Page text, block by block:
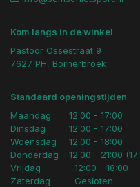
Kom langs in de winkel
Pastoor Ossestraat 9
7627 PH, Bornerbroek
Standaard openingstijden
Maandag
Dinsdag
Woensdag
Donderdag
12:00 - 17:00
12:00 - 17:00
12:00 - 18:00
12:00 - 21:00
Vrijdag
Zaterdag
12:00 - 18:00
Gesloten